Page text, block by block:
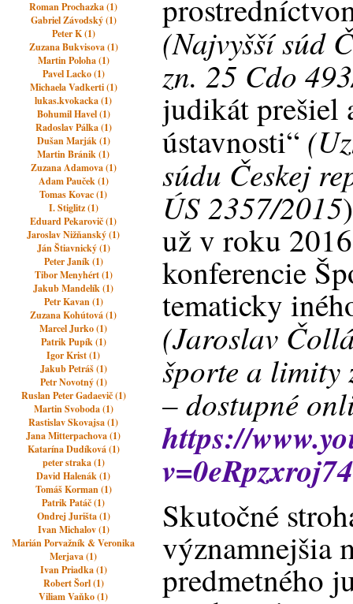
Roman Prochazka (1)
Gabriel Závodský (1)
Peter K (1)
Zuzana Bukvisova (1)
Martin Poloha (1)
Pavel Lacko (1)
Michaela Vadkerti (1)
lukas.kvokacka (1)
Bohumil Havel (1)
Radoslav Pálka (1)
Dušan Marják (1)
Martin Bránik (1)
Zuzana Adamova (1)
Adam Pauček (1)
Tomas Kovac (1)
I. Stiglitz (1)
Eduard Pekarovič (1)
Jaroslav Nižňanský (1)
Ján Štiavnický (1)
Peter Janík (1)
Tibor Menyhért (1)
Jakub Mandelík (1)
Petr Kavan (1)
Zuzana Kohútová (1)
Marcel Jurko (1)
Patrik Pupík (1)
Igor Krist (1)
Jakub Petráš (1)
Petr Novotný (1)
Ruslan Peter Gadaevič (1)
Martin Svoboda (1)
Rastislav Skovajsa (1)
Jana Mitterpachova (1)
Katarína Dudíková (1)
peter straka (1)
David Halenák (1)
Tomáš Korman (1)
Patrik Patáč (1)
Ondrej Jurišta (1)
Ivan Michalov (1)
Marián Porvažník & Veronika
Merjava (1)
Ivan Priadka (1)
Robert Šorl (1)
Viliam Vaňko (1)
(Najvyšší súd
zn. 25 Cdo
judikát prešiel
ústavnosti“
súdu Českej
ÚS 2357/2015
už v roku
konferencie
tematicky
(Jaroslav
športe a limity
– dostupné
https://
v=0eRpzxroj74
Skutočné
významnejšia
predmetného